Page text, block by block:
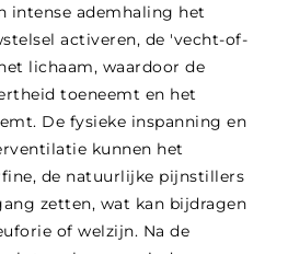
intense ademhaling het
activeren, de 'vecht-of-
lichaam, waardoor de
toeneemt en het
De fysieke inspanning en
kunnen het
de natuurlijke pijnstillers
zetten, wat kan bijdragen
of welzijn. Na de